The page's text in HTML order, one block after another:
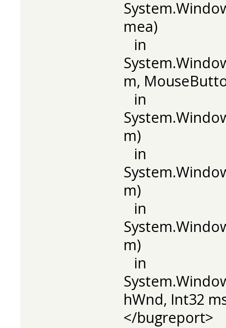
mea)
in
m,
in
m)
in
m)
in
m)
in
hWnd, Int32
</bugreport>